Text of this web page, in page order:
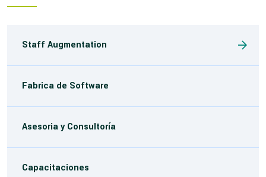
Staff Augmentation
Fabrica de Software
Asesoria y Consultoría
Capacitaciones